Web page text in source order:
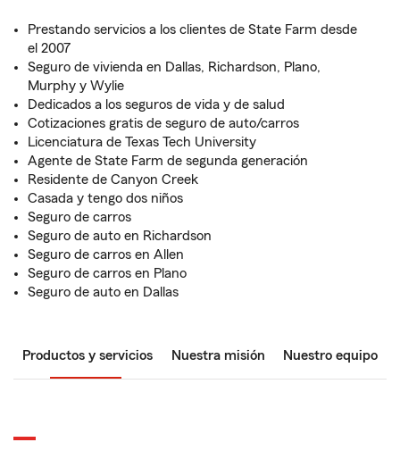
Prestando servicios a los clientes de State Farm desde
el 2007
Seguro de vivienda en Dallas, Richardson, Plano,
Murphy y Wylie
Dedicados a los seguros de vida y de salud
Cotizaciones gratis de seguro de auto/carros
Licenciatura de Texas Tech University
Agente de State Farm de segunda generación
Residente de Canyon Creek
Casada y tengo dos niños
Seguro de carros
Seguro de auto en Richardson
Seguro de carros en Allen
Seguro de carros en Plano
Seguro de auto en Dallas
Productos y servicios Nuestra misión Nuestro equipo